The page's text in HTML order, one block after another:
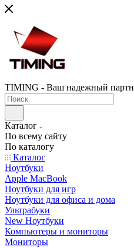
TIMING - Ваш надежный
Каталог
По всему сайту
По каталогу
Каталог
Ноутбуки
Apple MacBook
Ноутбуки для игр
Ноутбуки для офиса и дома
Ультрабуки
New Ноутбуки
Компьютеры и мониторы
Мониторы